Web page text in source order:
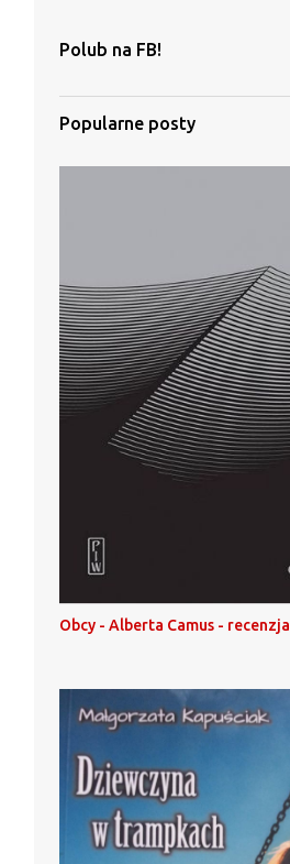
Polub na FB!
Popularne posty
Obcy - Alberta Camus - recenzja